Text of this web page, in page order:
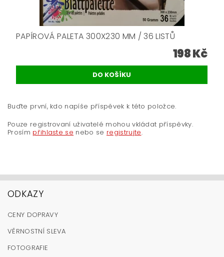
PAPÍROVÁ PALETA 300X230 MM / 36 LISTŮ
198 Kč
Buďte první, kdo napíše příspěvek k této položce.
Pouze registrovaní uživatelé mohou vkládat příspěvky.
Prosím přihlaste se nebo se registrujte.
ODKAZY
CENY DOPRAVY
VĚRNOSTNÍ SLEVA
FOTOGRAFIE